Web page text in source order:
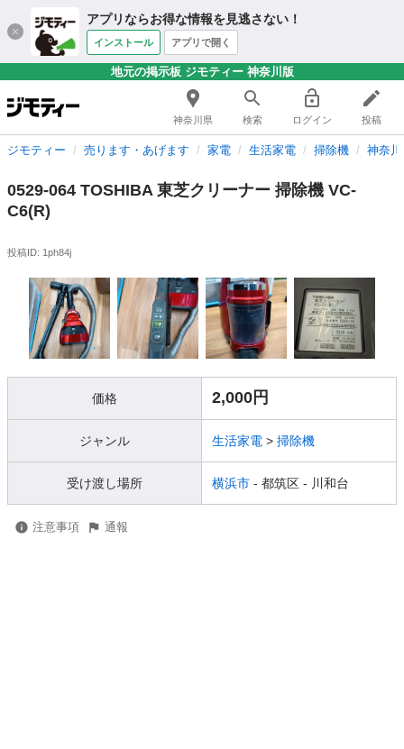
アプリならお得な情報を見逃さない！
インストール アプリで開く
地元の掲示板 ジモティー 神奈川版
神奈川県 検索 ログイン 投稿
ジモティー 売ります・あげます 家電 生活家電 掃除機 神奈
0529-064 TOSHIBA 東芝クリーナー 掃除機 VC-
C6(R)
投稿ID: 1ph84j
価格 2,000円
ジャンル 生活家電 > 掃除機
受け渡し場所 横浜市 - 都筑区 - 川和台
注意事項 通報